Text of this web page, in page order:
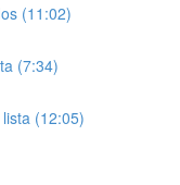
(11:02)
(7:34)
(12:05)